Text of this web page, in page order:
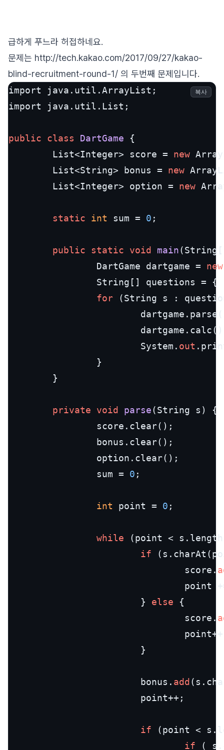
급하게 푸느라 허접하네요.
문제는 http://tech.kakao.com/2017/09/27/kakao-
blind-recruitment-round-1/ 의 두번째 문제입니다.
import java.util.ArrayList;
import java.util.List;
public class DartGame {
        List<Integer> score =
new
        List<String> bonus =
new
        List<Integer> option =
new
static int sum = 0 ;
public static void main(
                DartGame dartgame =
new
                String[] questions = {
for (String s :
                        System.
out
                }
        }
private void parse(String s )
{
                score.clear();
                bonus.clear();
                option.clear();
                sum =
0 ;
int point = 0 ;
while (point <
if
                                score.
point
                        }
else {
                                score.
                        }
                        bonus.
add
                        point++;
if (point <
if (
복사